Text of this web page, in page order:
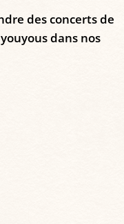
des concerts de
dans nos